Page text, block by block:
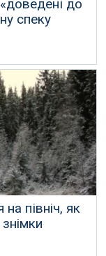
до
спеку
північ, як